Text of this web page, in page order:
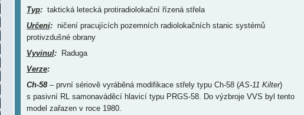
Typ:taktická letecká protiradiolokační řízená střela
Určení:ničení pracujících pozemních radiolokačních stanic systémů
protivzdušné obrany
Vyvinul:Raduga
Verze:
Ch-58– první sériově vyráběná modifikace střely typu Ch-58 (AS-11 Kilter)
s pasivní RL samonaváděcí hlavicí typu PRGS-58. Do výzbroje VVS byl tento
model zařazen v roce 1980.